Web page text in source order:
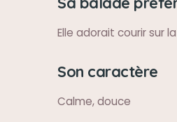
Elle adorait courir sur
Son caractère
Calme, douce